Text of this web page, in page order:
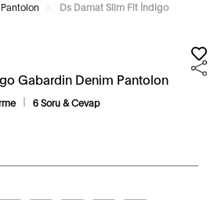
Pantolon
Ds Damat Slim Fit İndigo
Gabardin Denim Pantolon
6 Soru & Cevap